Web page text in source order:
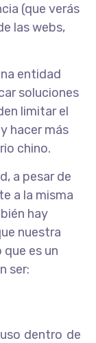
(que verás
las webs,
entidad
soluciones
limitar el
hacer más
chino.
a pesar de
a la misma
hay
nuestra
es un
ser:
dentro de